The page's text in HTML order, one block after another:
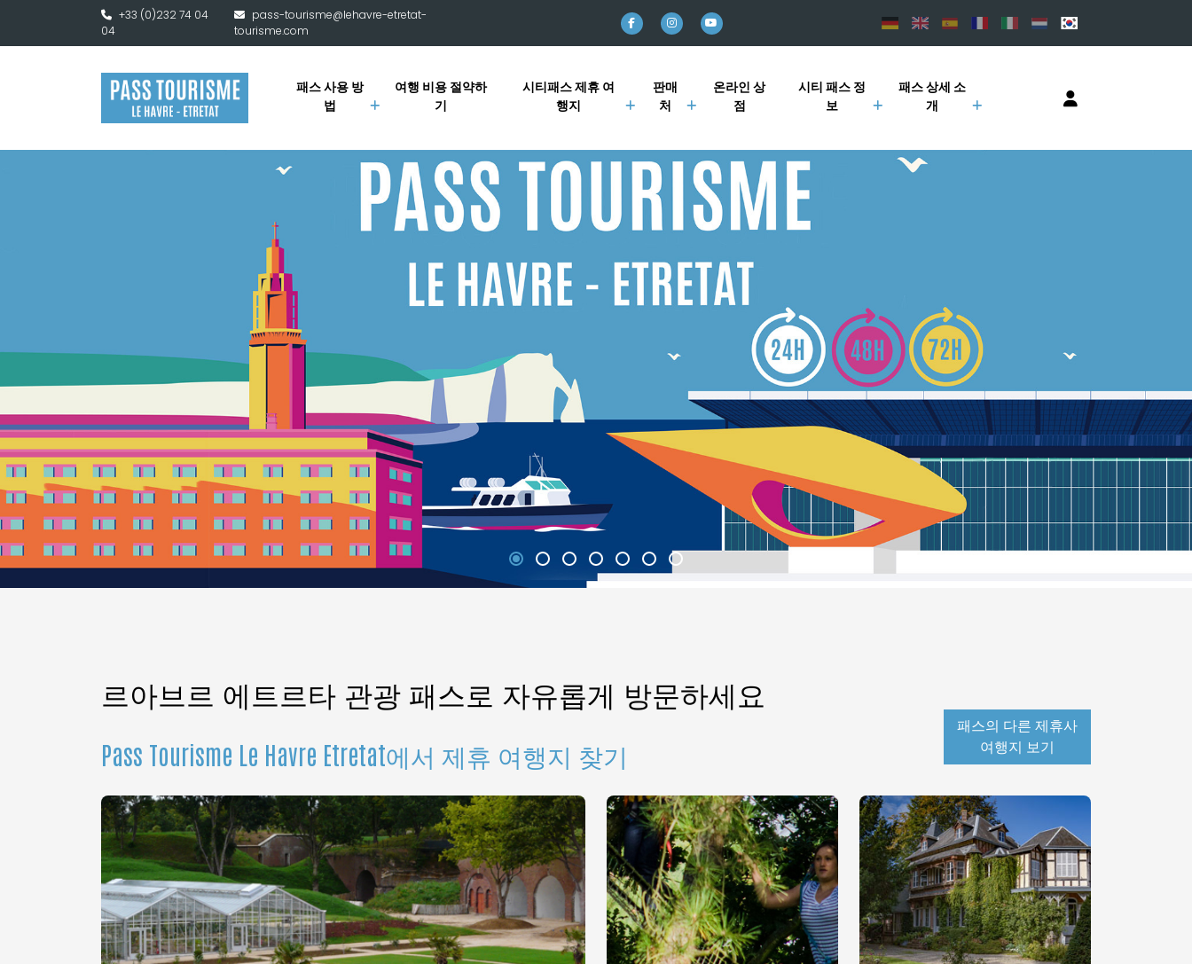
본문으로 건너뛰기
+33 (0)232 74 04
04
pass-tourisme@lehavre-etretat-
tourisme.com
패스 사용 방
법
여행 비용 절약하
기
시티패스 제휴 여
행지
판매
처
온라인 상
점
시티 패스 정
보
패스 상세 소
개
Pass Tourisme Le Havre Etretat
르아브르 에트르타 관광 패스로 자유롭게 방문하세요
Pass Tourisme Le Havre Etretat에서 제휴 여행지 찾기
패스의 다른 제휴사
여행지 보기